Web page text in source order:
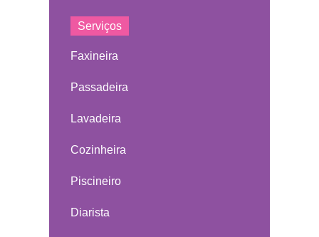
Serviços
Faxineira
Passadeira
Lavadeira
Cozinheira
Piscineiro
Diarista